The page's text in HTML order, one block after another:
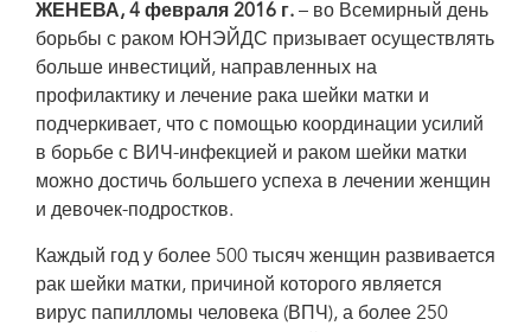
ЖЕНЕВА, 4 февраля 2016 г. – во Всемирный день
борьбы с раком ЮНЭЙДС призывает осуществлять
больше инвестиций, направленных на
профилактику и лечение рака шейки матки и
подчеркивает, что с помощью координации усилий
в борьбе с ВИЧ-инфекцией и раком шейки матки
можно достичь большего успеха в лечении женщин
и девочек-подростков.
Каждый год у более 500 тысяч женщин развивается
рак шейки матки, причиной которого является
вирус папилломы человека (ВПЧ), а более 250